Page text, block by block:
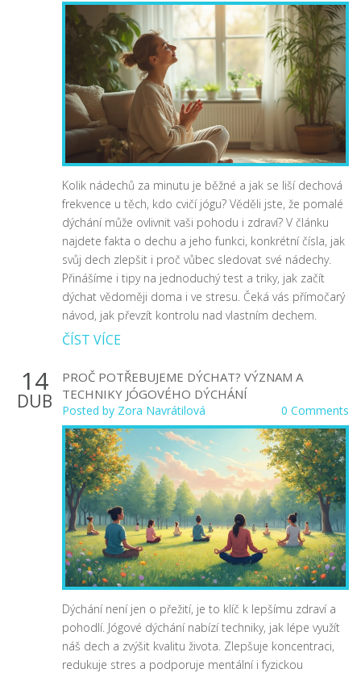
Kolik nádechů za minutu je běžné a jak se liší dechová
frekvence u těch, kdo cvičí jógu? Věděli jste, že pomalé
dýchání může ovlivnit vaši pohodu i zdraví? V článku
najdete fakta o dechu a jeho funkci, konkrétní čísla, jak
svůj dech zlepšit i proč vůbec sledovat své nádechy.
Přinášíme i tipy na jednoduchý test a triky, jak začít
dýchat vědoměji doma i ve stresu. Čeká vás přímočarý
návod, jak převzít kontrolu nad vlastním dechem.
ČÍST VÍCE
14
DUB
PROČ POTŘEBUJEME DÝCHAT? VÝZNAM A
TECHNIKY JÓGOVÉHO DÝCHÁNÍ
Posted by Zora Navrátilová 0 Comments
Dýchání není jen o přežití, je to klíč k lepšímu zdraví a
pohodlí. Jógové dýchání nabízí techniky, jak lépe využít
náš dech a zvýšit kvalitu života. Zlepšuje koncentraci,
redukuje stres a podporuje mentální i fyzickou